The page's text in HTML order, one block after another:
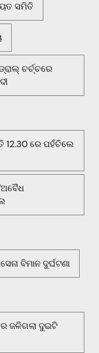
ସମିତି
ଚର୍ଚ୍ଚରେ
12.30 ରେ ପହଁଚିଲେ
ବିମାନ ଦୁର୍ଘଟଣା
ଜଳିଗଲା ଦୁଇଟି